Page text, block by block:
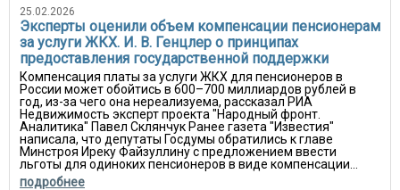
25.02.2026
Эксперты оценили объем компенсации пенсионерам
за услуги ЖКХ. И. В. Генцлер о принципах
предоставления государственной поддержки
Компенсация платы за услуги ЖКХ для пенсионеров в
России может обойтись в 600–700 миллиардов рублей в
год, из-за чего она нереализуема, рассказал РИА
Недвижимость эксперт проекта "Народный фронт.
Аналитика" Павел Склянчук Ранее газета "Известия"
написала, что депутаты Госдумы обратились к главе
Минстроя Иреку Файзуллину с предложением ввести
льготы для одиноких пенсионеров в виде компенсации...
подробнее